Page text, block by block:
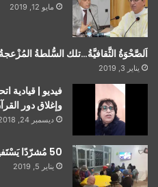
مايو 12, 2019
اَلصَّحْوَةُ الثَّقافيَّةُ…تلك السُّلطةُ المُزْعجةُ
يناير 3, 2019
فيديو | قيادية
وإغلاق دور
ديسمبر 24, 2018
50 مُشرّدًا يَسْتَفيدُون من “عملية دفء” بخريبكة
يناير 5, 2019